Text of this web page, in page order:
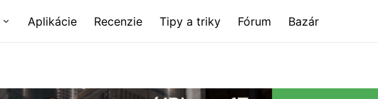
Aplikácie Recenzie Tipy a triky Fórum Bazár